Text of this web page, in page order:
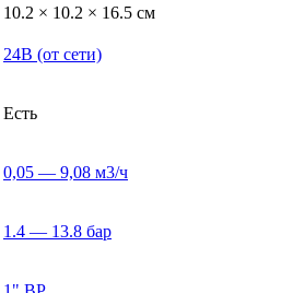
10.2 × 10.2 × 16.5 см
24В (от сети)
Есть
0,05 — 9,08 м3/ч
1.4 — 13.8 бар